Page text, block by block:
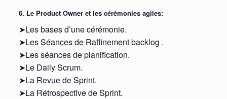
6. Le Product Owner et les cérémonies agiles:
➤Les bases d’une cérémonie.
➤Les Séances de Raffinement backlog .
➤Les séances de planification.
➤Le Daily Scrum.
➤La Revue de Sprint.
➤La Rétrospective de Sprint.